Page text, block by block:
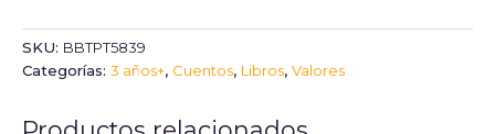
SKU: BBTPT5839
Categorías: 3 años+, Cuentos, Libros, Valores